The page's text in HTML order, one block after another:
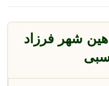
شهر فرزاد